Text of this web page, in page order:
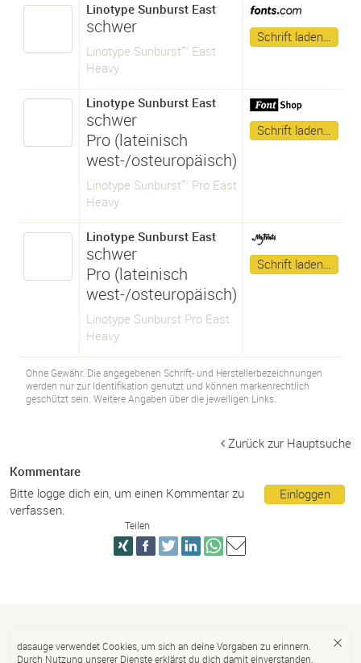
Linotype Sunburst East
schwer
Linotype Sunburst™ East
Heavy
Schrift laden…
Linotype Sunburst East
schwer
Pro (lateinisch
west-/osteuropäisch)
Linotype Sunburst™ Pro East
Heavy
Schrift laden…
Linotype Sunburst East
schwer
Pro (lateinisch
west-/osteuropäisch)
Linotype Sunburst Pro East
Heavy
Schrift laden…
Ohne Gewähr. Die angegebenen Schrift- und Herstellerbezeichnungen
werden nur zur Identifikation genutzt und können markenrechtlich
geschützt sein. Weitere Angaben über die jeweiligen Links.
Zurück zur Hauptsuche
Kommentare
Einloggen
Bitte logge dich ein, um einen Kommentar zu
verfassen.
Teilen
dasauge verwendet Cookies, um sich an deine Vorgaben zu erinnern.
Durch Nutzung unserer Dienste erklärst du dich damit einverstanden.